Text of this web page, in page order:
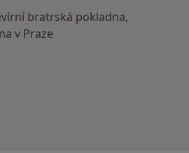
bratrská pokladna,
v Praze